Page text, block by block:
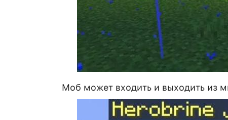
Моб может входить и выходить из